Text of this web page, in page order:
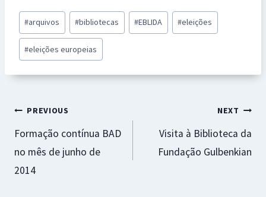
b
o
o
k
at
sA
p
p
se
n
ge
r
er
es
ai
l
ar
e
Post
Tags:
#arquivos #bibliotecas #EBLIDA #eleições
#eleições europeias
Navegação
de
artigos
PREVIOUS
Formação contínua BAD
no mês de junho de
2014
NEXT
Visita à Biblioteca da
Fundação Gulbenkian